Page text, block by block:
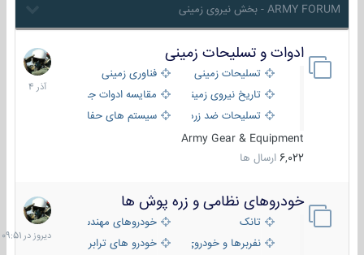
ARMY FORUM - بخش نیروی زمینی
ادوات و تسلیحات زمینی
تسلیحات زمینی
فناوری زمینی
تاریخ نیروی زمینی
مقایسه ادوات جنگی
تسلیحات ضد زره
سیستم های حفاظت فعال
Army Gear & Equipment
6,022 ارسال ها
21
آذر
1404
خودروهای نظامی و زره پوش ها
تانک
خودروهای مهندسی
نفربرها و خودروی های رزمی پیاده نظام
خودرو های ترابری نظامی
دیروز
در
09:51